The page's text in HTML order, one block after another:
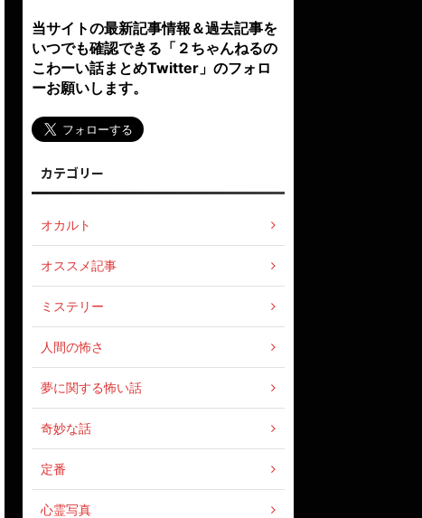
当サイトの最新記事情報＆過去記事を
いつでも確認できる「２ちゃんねるの
こわーい話まとめTwitter」のフォロ
ーお願いします。
カテゴリー
オカルト
オススメ記事
ミステリー
人間の怖さ
夢に関する怖い話
奇妙な話
定番
心霊写真